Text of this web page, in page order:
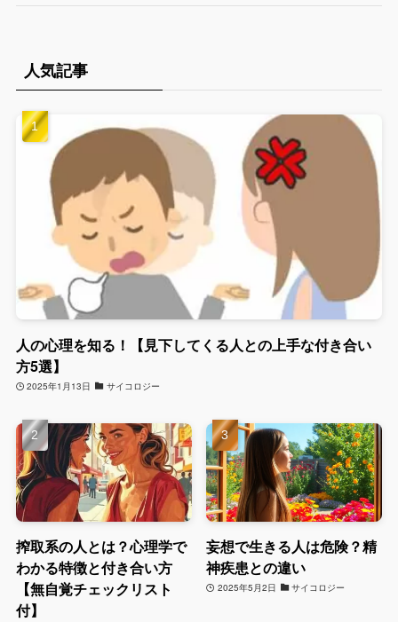
人気記事
人の心理を知る！【見下してくる人との上手な付き合い
方5選】
2025年1月13日 サイコロジー
搾取系の人とは？心理学で
わかる特徴と付き合い方
【無自覚チェックリスト
付】
妄想で生きる人は危険？精
神疾患との違い
2025年5月2日 サイコロジー